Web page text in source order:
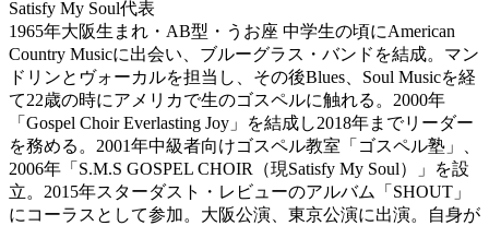
Satisfy My Soul代表
1965年大阪生まれ・AB型・うお座 中学生の頃にAmerican
Country Musicに出会い、ブルーグラス・バンドを結成。マン
ドリンとヴォーカルを担当し、その後Blues、Soul Musicを経
て22歳の時にアメリカで生のゴスペルに触れる。2000年
「Gospel Choir Everlasting Joy」を結成し2018年までリーダー
を務める。2001年中級者向けゴスペル教室「ゴスペル塾」、
2006年「S.M.S GOSPEL CHOIR（現Satisfy My Soul）」を設
立。2015年スターダスト・レビューのアルバム「SHOUT」
にコーラスとして参加。大阪公演、東京公演に出演。自身が